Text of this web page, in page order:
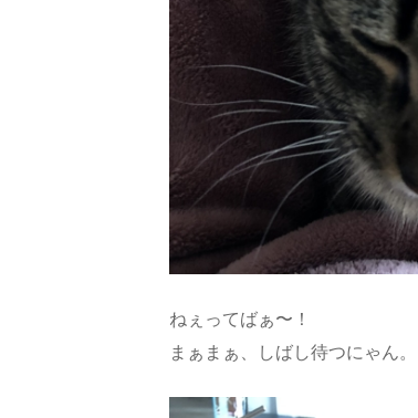
ねぇってばぁ〜！
まぁまぁ、しばし待つにゃん。